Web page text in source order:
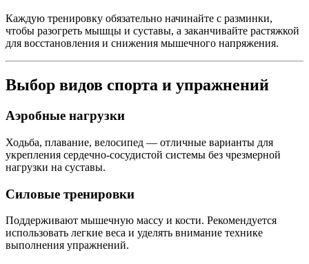
Каждую тренировку обязательно начинайте с разминки,
чтобы разогреть мышцы и суставы, а заканчивайте растяжкой
для восстановления и снижения мышечного напряжения.
Выбор видов спорта и упражнений
Аэробные нагрузки
Ходьба, плавание, велосипед — отличные варианты для
укрепления сердечно-сосудистой системы без чрезмерной
нагрузки на суставы.
Силовые тренировки
Поддерживают мышечную массу и кости. Рекомендуется
использовать легкие веса и уделять внимание технике
выполнения упражнений.